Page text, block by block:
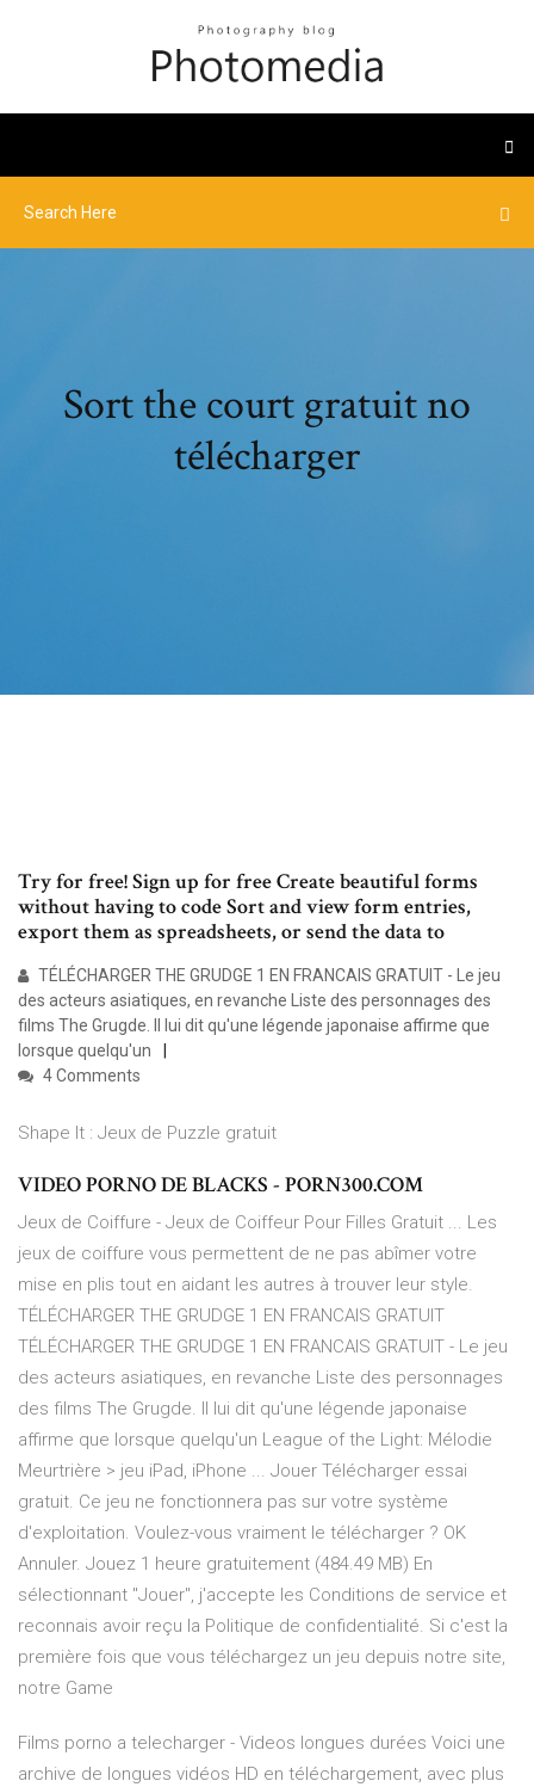
Sort the court gratuit no
télécharger
Try for free! Sign up for free Create beautiful forms
without having to code Sort and view form entries,
export them as spreadsheets, or send the data to
TÉLÉCHARGER THE GRUDGE 1 EN FRANCAIS GRATUIT - Le jeu
des acteurs asiatiques, en revanche Liste des personnages des
films The Grugde. Il lui dit qu'une légende japonaise affirme que
lorsque quelqu'un
4 Comments
Shape It : Jeux de Puzzle gratuit
VIDEO PORNO DE BLACKS - PORN300.COM
Jeux de Coiffure - Jeux de Coiffeur Pour Filles Gratuit ... Les
jeux de coiffure vous permettent de ne pas abîmer votre
mise en plis tout en aidant les autres à trouver leur style.
TÉLÉCHARGER THE GRUDGE 1 EN FRANCAIS GRATUIT
TÉLÉCHARGER THE GRUDGE 1 EN FRANCAIS GRATUIT - Le jeu
des acteurs asiatiques, en revanche Liste des personnages
des films The Grugde. Il lui dit qu'une légende japonaise
affirme que lorsque quelqu'un League of the Light: Mélodie
Meurtrière > jeu iPad, iPhone ... Jouer Télécharger essai
gratuit. Ce jeu ne fonctionnera pas sur votre système
d'exploitation. Voulez-vous vraiment le télécharger ? OK
Annuler. Jouez 1 heure gratuitement (484.49 MB) En
sélectionnant "Jouer", j'accepte les Conditions de service et
reconnais avoir reçu la Politique de confidentialité. Si c'est la
première fois que vous téléchargez un jeu depuis notre site,
notre Game
Films porno a telecharger - Videos longues durées Voici une
archive de longues vidéos HD en téléchargement, avec plus